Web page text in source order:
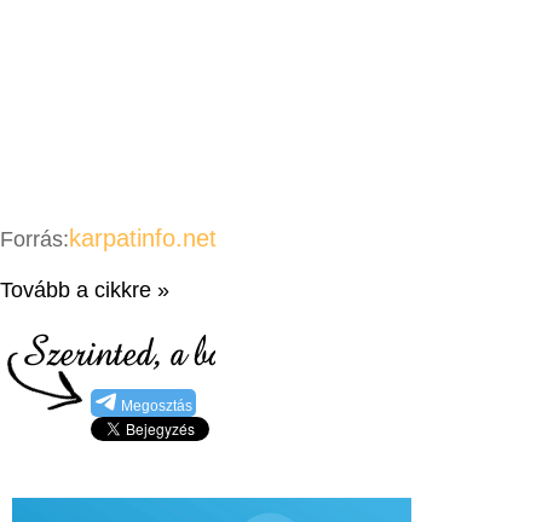
Forrás: karpatinfo.net
Tovább a cikkre »
Megosztás